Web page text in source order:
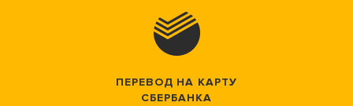
ПЕРЕВОД НА КАРТУ
СБЕРБАНКА